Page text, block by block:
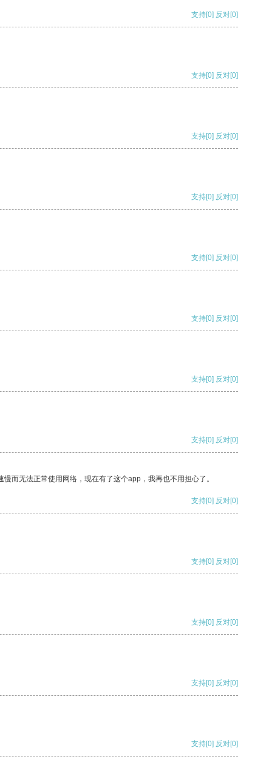
支持[0] 反对[0]
支持[0] 反对[0]
支持[0] 反对[0]
支持[0] 反对[0]
支持[0] 反对[0]
支持[0] 反对[0]
支持[0] 反对[0]
支持[0] 反对[0]
而无法正常使用网络，现在有了这个app，我再也不用担心了。
支持[0] 反对[0]
支持[0] 反对[0]
支持[0] 反对[0]
支持[0] 反对[0]
支持[0] 反对[0]